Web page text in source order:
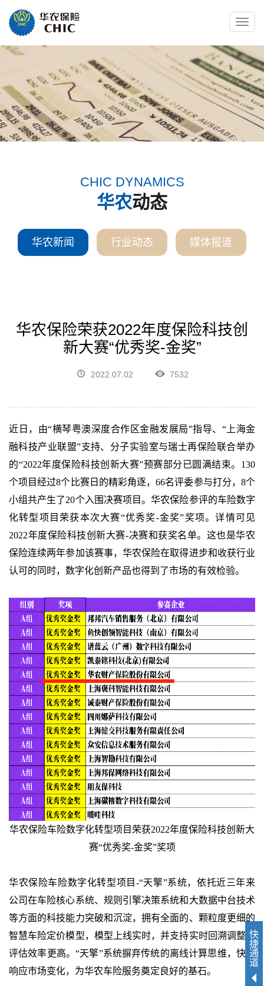
Toggle
CHIC DYNAMICS
华农动态
华农新闻 行业动态 媒体报道
华农保险荣获2022年度保险科技创
新大赛“优秀奖-金奖”
2022.07.02 7532
近日，由“横琴粤澳深度合作区金融发展局”指导、“上海金
融科技产业联盟”支持、分子实验室与瑞士再保险联合举办
的“2022年度保险科技创新大赛”预赛部分已圆满结束。130
个项目经过8个比赛日的精彩角逐，66名评委参与打分，8个
小组共产生了20个入围决赛项目。华农保险参评的车险数字
化转型项目荣获本次大赛“优秀奖-金奖”奖项。详情可见
2022年度保险科技创新大赛-决赛和获奖名单。这也是华农
保险连续两年参加该赛事，华农保险在取得进步和收获行业
认可的同时，数字化创新产品也得到了市场的有效检验。
华农保险车险数字化转型项目荣获2022年度保险科技创新大
赛“优秀奖-金奖”奖项
华农保险车险数字化转型项目-“天擎”系统，依托近三年来
公司在车险核心系统、规则引擎决策系统和大数据中台技术
等方面的科技能力突破和沉淀，拥有全面的、颗粒度更细的
智慧车险定价模型，模型上线实时，并支持实时回溯调整，
评估效率更高。“天擎”系统摒弃传统的离线计算思维，快速
响应市场变化，为华农车险服务奠定良好的基石。
快
捷
通
道